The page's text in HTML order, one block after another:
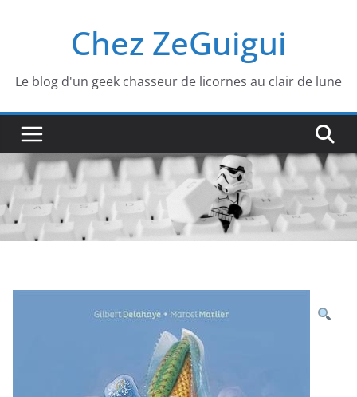
Chez ZeGuigui
Le blog d'un geek chasseur de licornes au clair de lune